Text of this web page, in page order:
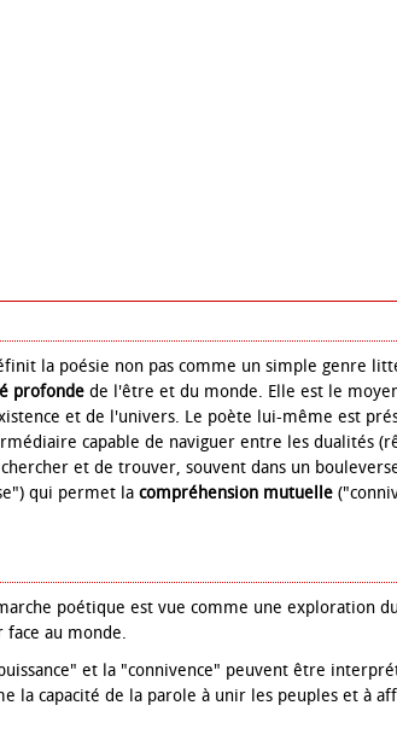
la poésie non pas comme un simple genre
profonde de l'être et du monde. Elle est le
et de l'univers. Le poète lui-même est
capable de naviguer entre les dualités
et de trouver, souvent dans un
qui permet la compréhension mutuelle
poétique est vue comme une exploration
au monde.
et la "connivence" peuvent être
la capacité de la parole à unir les peuples et à